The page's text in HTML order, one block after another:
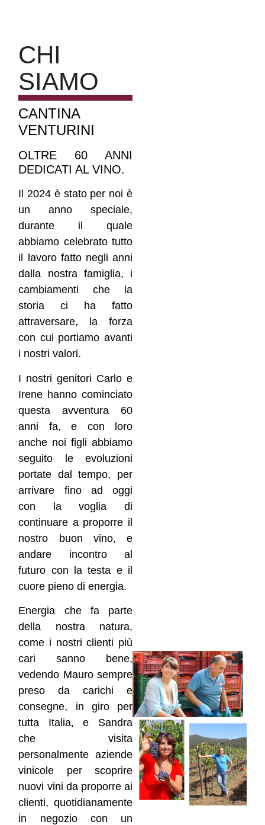
CHI
SIAMO
CANTINA
VENTURINI
OLTRE 60 ANNI
DEDICATI AL VINO.
Il 2024 è stato per noi è
un anno speciale,
durante il quale
abbiamo celebrato tutto
il lavoro fatto negli anni
dalla nostra famiglia, i
cambiamenti che la
storia ci ha fatto
attraversare, la forza
con cui portiamo avanti
i nostri valori.
I nostri genitori Carlo e
Irene hanno cominciato
questa avventura 60
anni fa, e con loro
anche noi figli abbiamo
seguito le evoluzioni
portate dal tempo, per
arrivare fino ad oggi
con la voglia di
continuare a proporre il
nostro buon vino, e
andare incontro al
futuro con la testa e il
cuore pieno di energia.
Energia che fa parte
della nostra natura,
come i nostri clienti più
cari sanno bene,
vedendo Mauro sempre
preso da carichi e
consegne, in giro per
tutta Italia, e Sandra
che visita
personalmente aziende
vinicole per scoprire
nuovi vini da proporre ai
clienti, quotidianamente
in negozio con un